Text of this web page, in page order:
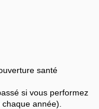
santé
si vous performez
année).